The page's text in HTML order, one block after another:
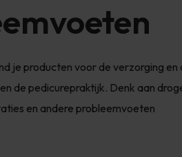
je producten voor de verzorging
de pedicurepraktijk. Denk aan
en andere probleemvoeten